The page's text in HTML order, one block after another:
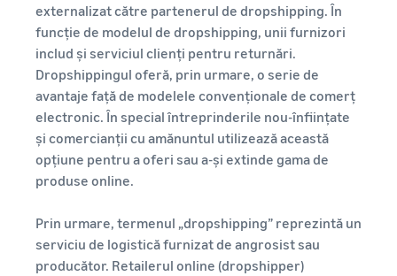
Fulfillment by
Amazon
pentru
produsele
eligibile cu un
preț de până la
20 EUR.
Cum să vinzi
suplimente online
Extinde-ți vânzările online
de suplimente alimentare
Cum să vinzi căști
online
Vinde căști clienților din
întreaga lume
online
Extinde-ți marca de tricouri
externalizat către partenerul de dropshipping. În
funcție de modelul de dropshipping, unii furnizori
includ și serviciul clienți pentru returnări.
Dropshippingul oferă, prin urmare, o serie de
avantaje față de modelele convenționale de comerț
electronic. În special întreprinderile nou-înființate
și comercianții cu amănuntul utilizează această
opțiune pentru a oferi sau a-și extinde gama de
produse online.
Prin urmare, termenul „dropshipping” reprezintă un
serviciu de logistică furnizat de angrosist sau
producător. Retailerul online (dropshipper)